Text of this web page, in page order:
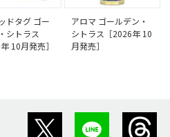
ドタグ ゴー
シトラス
10月発売］
アロマ ゴールデン・
シトラス［2026年 10
月発売］